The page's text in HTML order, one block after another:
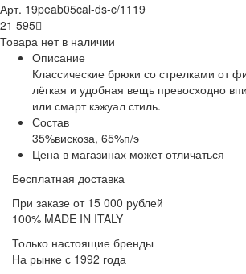
Арт. 19peab05cal-ds-c/1119
21 595
Товара нет в наличии
Описание
Классические брюки со стрелками от
лёгкая и удобная вещь превосходно
или смарт кэжуал стиль.
Состав
35%вискоза, 65%п/э
Цена в магазинах может отличаться
Бесплатная доставка
При заказе от 15 000 рублей
100% MADE IN ITALY
Только настоящие бренды
На рынке с 1992 года